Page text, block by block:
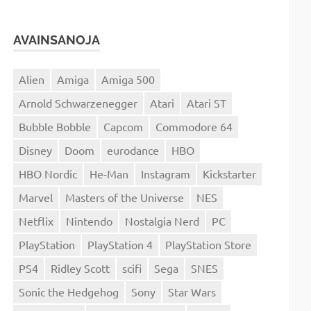
AVAINSANOJA
Alien Amiga
Amiga 500
Arnold Schwarzenegger
Atari
Atari ST
Bubble Bobble
Capcom
Commodore 64
Disney
Doom eurodance
HBO
HBO Nordic
He-Man Instagram
Kickstarter
Marvel
Masters of the Universe
NES
Netflix
Nintendo Nostalgia Nerd
PC
PlayStation
PlayStation 4
PlayStation Store
PS4
Ridley Scott scifi Sega
SNES
Sonic the Hedgehog
Sony
Star Wars